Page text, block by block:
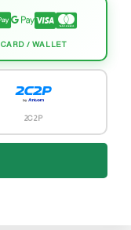
CARD / WALLET
2C2P